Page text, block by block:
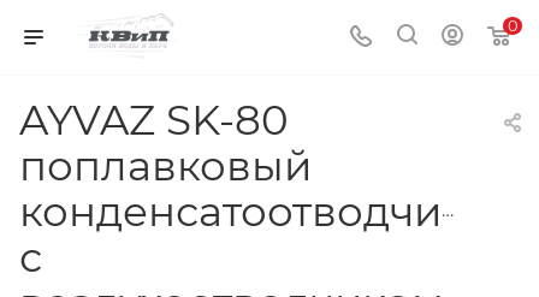
0
AYVAZ SK-80
поплавковый
конденсатоотводчик
с